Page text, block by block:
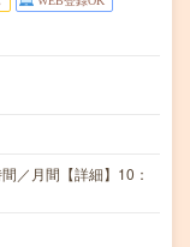
／月間【詳細】10：